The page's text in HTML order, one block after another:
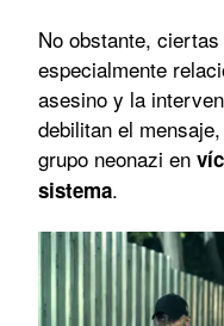
No obstante,
especialmente
asesino y la
debilitan el
grupo neonazi en
sistema.